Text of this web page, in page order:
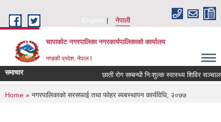
English
नेपाली
चापाकोट नगरपालिका नगरकार्यपालिकाको कार्यालय
गण्डकी प्रदेश, नेपाल I
समाचार छाती रोग सम्बन्धी निःशुल्क स्वास्थ्य शिविर सञ्चालन
You are here
Home » नगरपालिकाको सरसफाई तथा फोहर ब्यबस्थापन कार्यविधि, २०७७